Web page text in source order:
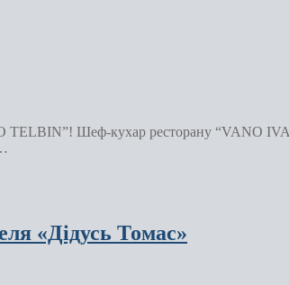
TELBIN”! Шеф-кухар ресторану “VANO
«Дідусь Томас»